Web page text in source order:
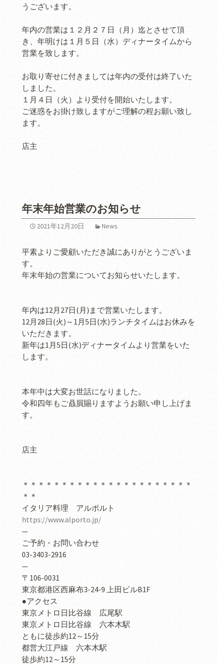
うございます。
年内の営業は１２月２７日（月）迄とさせて頂
き、年明けは１月５日（水）ディナータイムから
営業を致します。
お取り寄せに付きましては年内の受付は終了いた
しました。
１月４日（火）より受付を開始いたします。
ご迷惑をお掛け致しますがご理解の程お願い致し
ます。
店主
年末年始営業のお知らせ
2021年12月20日 News
平素よりご愛顧いただき誠にありがとうございま
す。
年末年始の営業についてお知らせいたします。
年内は12月27日(月)まで営業いたします。
12月28日(火)～1月5日(水)ランチタイムはお休みを
いただきます。
新年は1月5日(水)ディナータイムより営業をいた
します。
本年中は大変お世話になりました。
令和四年もご贔屓賜りますようお願い申し上げま
す。
店主
＊＊＊＊＊＊＊＊＊＊＊＊＊＊＊＊＊＊＊＊＊＊
＊＊
イタリア料理 アルポルト
https://www.alporto.jp/
—
ご予約・お問い合わせ
03-3403-2916
—
〒106-0031
東京都港区西麻布3-24-9 上田ビルB1F
●アクセス
東京メトロ日比谷線 広尾駅
東京メトロ日比谷線 六本木駅
ともに徒歩約12～15分
都営大江戸線 六本木駅
徒歩約12～15分